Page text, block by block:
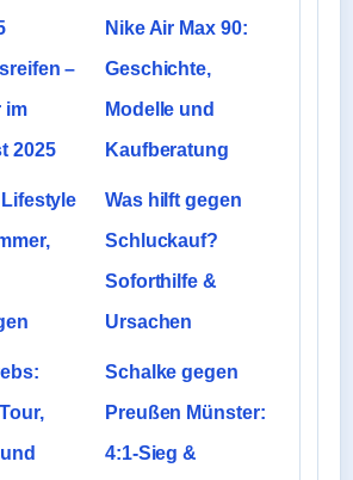
–
im
2025
Nike Air Max 90:
Geschichte,
Modelle und
Kaufberatung
Was hilft gegen
Schluckauf?
Soforthilfe &
Ursachen
Schalke gegen
Preußen Münster:
4:1-Sieg &